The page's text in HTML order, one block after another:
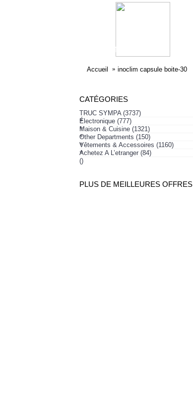
ELECTRONIQUE
Accueil inoclim capsule boite-30
CATÉGORIES
TRUC SYMPA (3737)
+
Électronique (777)
+
Maison & Cuisine (1321)
+
Other Departments (150)
+
Vêtements & Accessoires (1160)
+
Achetez A L’etranger (84)
()
PLUS DE MEILLEURES OFFRES